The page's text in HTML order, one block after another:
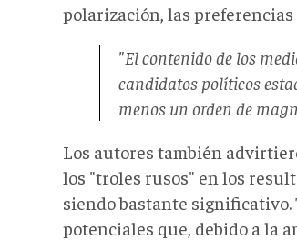
polarización, las
"El contenido de los
candidatos políticos
menos un orden de
Los autores también
los "troles rusos" en los
siendo bastante significativo.
potenciales que, debido a la